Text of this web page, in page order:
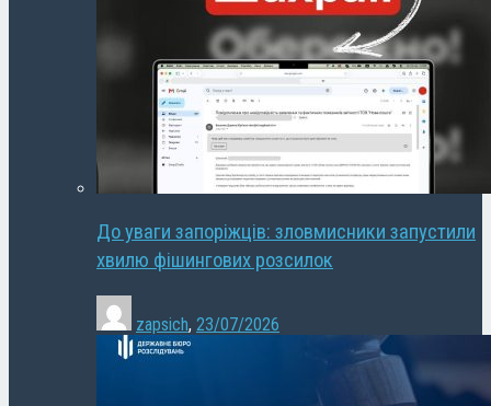
До уваги запоріжців: зловмисники запустили
хвилю фішингових розсилок
zapsich, 23/07/2026